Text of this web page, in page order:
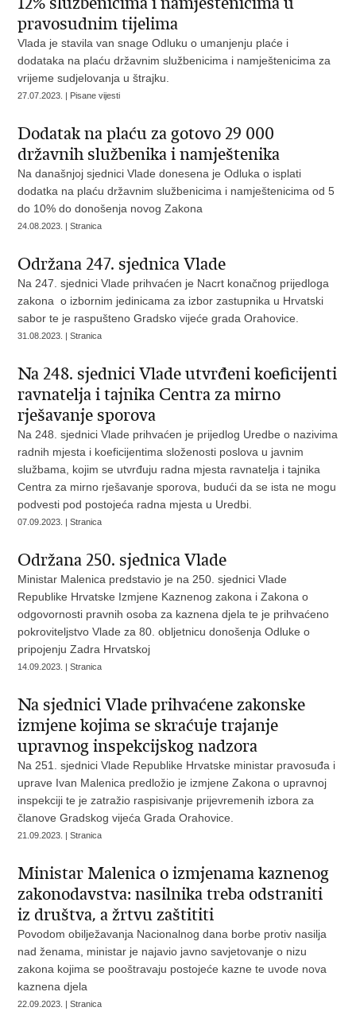
pravosudnim tijelima
Vlada je stavila van snage Odluku o umanjenju plaće i
dodataka na plaću državnim službenicima i namještenicima za
vrijeme sudjelovanja u štrajku.
27.07.2023. | Pisane vijesti
Dodatak na plaću za gotovo 29 000
državnih službenika i namještenika
Na današnjoj sjednici Vlade donesena je Odluka o isplati
dodatka na plaću državnim službenicima i namještenicima od 5
do 10% do donošenja novog Zakona
24.08.2023. | Stranica
Održana 247. sjednica Vlade
Na 247. sjednici Vlade prihvaćen je Nacrt konačnog prijedloga
zakona o izbornim jedinicama za izbor zastupnika u Hrvatski
sabor te je raspušteno Gradsko vijeće grada Orahovice.
31.08.2023. | Stranica
Na 248. sjednici Vlade utvrđeni koeficijenti
ravnatelja i tajnika Centra za mirno
rješavanje sporova
Na 248. sjednici Vlade prihvaćen je prijedlog Uredbe o nazivima
radnih mjesta i koeficijentima složenosti poslova u javnim
službama, kojim se utvrđuju radna mjesta ravnatelja i tajnika
Centra za mirno rješavanje sporova, budući da se ista ne mogu
podvesti pod postojeća radna mjesta u Uredbi.
07.09.2023. | Stranica
Održana 250. sjednica Vlade
Ministar Malenica predstavio je na 250. sjednici Vlade
Republike Hrvatske Izmjene Kaznenog zakona i Zakona o
odgovornosti pravnih osoba za kaznena djela te je prihvaćeno
pokroviteljstvo Vlade za 80. obljetnicu donošenja Odluke o
pripojenju Zadra Hrvatskoj
14.09.2023. | Stranica
Na sjednici Vlade prihvaćene zakonske
izmjene kojima se skraćuje trajanje
upravnog inspekcijskog nadzora
Na 251. sjednici Vlade Republike Hrvatske ministar pravosuđa i
uprave Ivan Malenica predložio je izmjene Zakona o upravnoj
inspekciji te je zatražio raspisivanje prijevremenih izbora za
članove Gradskog vijeća Grada Orahovice.
21.09.2023. | Stranica
Ministar Malenica o izmjenama kaznenog
zakonodavstva: nasilnika treba odstraniti
iz društva, a žrtvu zaštititi
Povodom obilježavanja Nacionalnog dana borbe protiv nasilja
nad ženama, ministar je najavio javno savjetovanje o nizu
zakona kojima se pooštravaju postojeće kazne te uvode nova
kaznena djela
22.09.2023. | Stranica